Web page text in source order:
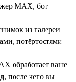
MAX, бот
из галереи
потёртостями
обработает ваше
, после чего вы